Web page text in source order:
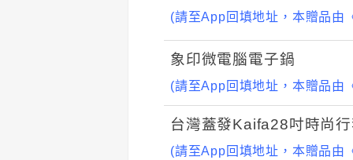
(請至App回填地址，本贈品由
象印微電腦電子鍋
(請至App回填地址，本贈品由
台灣蓋發Kaifa28吋時尚
(請至App回填地址，本贈品由